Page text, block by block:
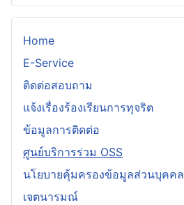
Home
E-Service
ติดต่อสอบถาม
แจ้งเรื่องร้องเรียนการทุจริต
ข้อมูลการติดต่อ
ศูนย์บริการร่วม OSS
นโยบายคุ้มครองข้อมูลส่วนบุคคล
เจตนารมณ์